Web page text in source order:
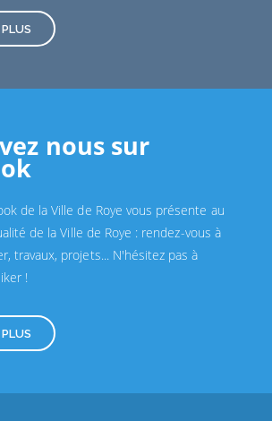
nous sur
de la Ville de Roye vous présente au
de la Ville de Roye : rendez-vous à
travaux, projets... N'hésitez pas à
!